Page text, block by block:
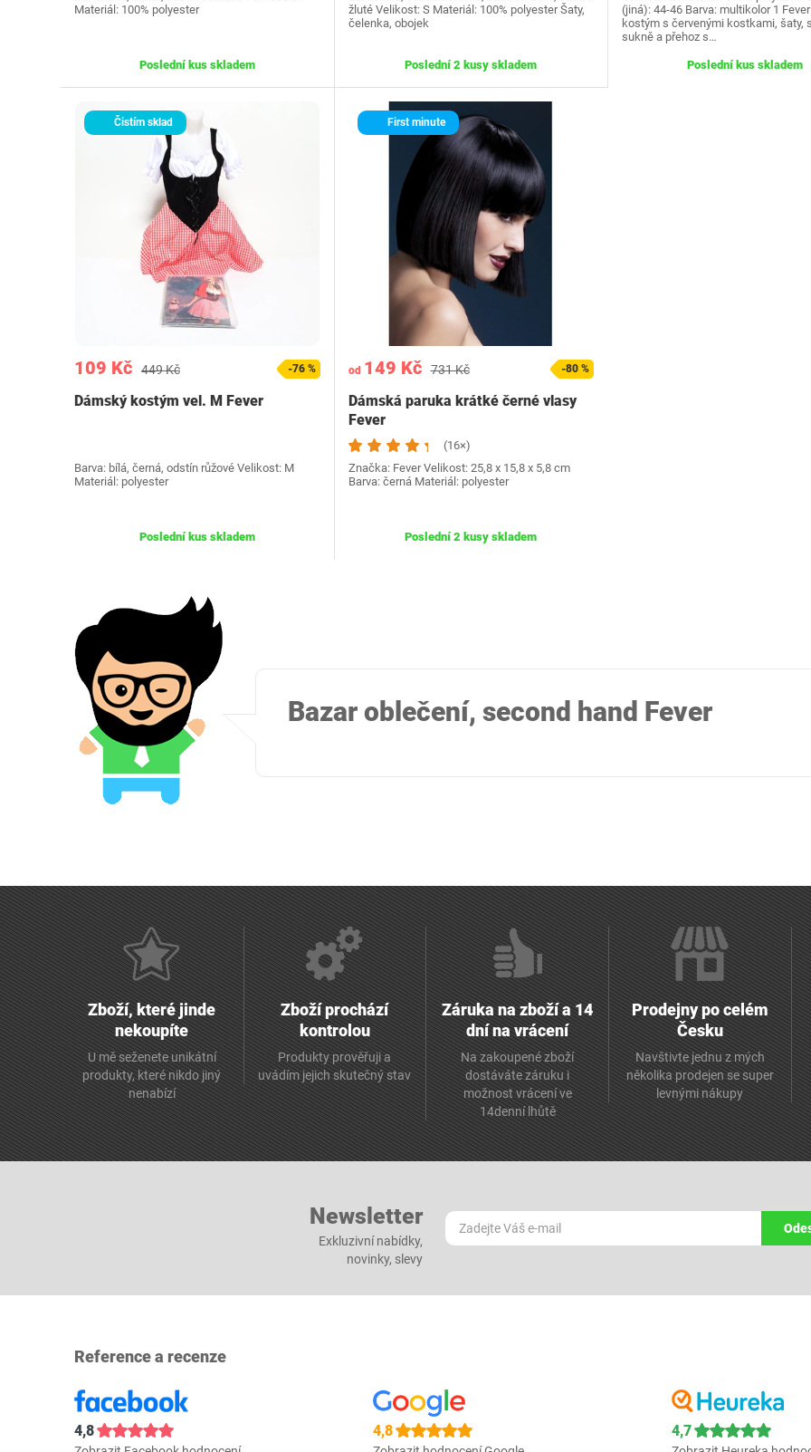
Materiál: 100% polyester
Poslední kus skladem
žluté Velikost: S Materiál: 100% polyester Šaty,
čelenka, obojek
Poslední 2 kusy skladem
(jiná): 44-46 Barva: multikolor 1
kostým s červenými kostkami, šaty,
sukně a přehoz s…
Poslední kus skladem
Čistím sklad
109 Kč 449 Kč -76 %
Dámský kostým vel. M Fever
Barva: bílá, černá, odstín růžové Velikost: M
Materiál: polyester
Poslední kus skladem
First minute
od 149 Kč 731 Kč -80 %
Dámská paruka krátké černé vlasy
Fever
(16×)
Značka: Fever Velikost: 25,8 x 15,8 x 5,8 cm
Barva: černá Materiál: polyester
Poslední 2 kusy skladem
Bazar oblečení, second hand Fever
Zboží, které jinde
nekoupíte
U mě seženete unikátní
produkty, které nikdo jiný
nenabízí
Zboží prochází
kontrolou
Produkty prověřuji a
uvádím jejich skutečný stav
Záruka na zboží a 14
dní na vrácení
Na zakoupené zboží
dostáváte záruku i
možnost vrácení ve
14denní lhůtě
Prodejny po celém
Česku
Navštivte jednu z mých
několika prodejen se super
levnými nákupy
Newsletter
Exkluzivní nabídky,
novinky, slevy
Reference a recenze
4,8 4,8 4,7